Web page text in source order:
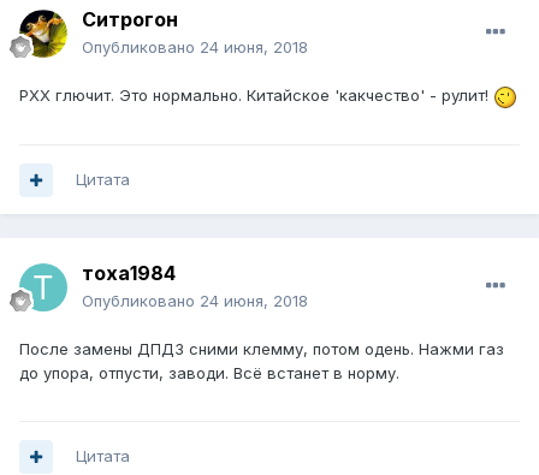
Ситрогон
Опубликовано 24 июня, 2018
РХХ глючит. Это нормально. Китайское 'какчество' - рулит!
Цитата
тоха1984
Опубликовано 24 июня, 2018
После замены ДПДЗ сними клемму, потом одень. Нажми газ
до упора, отпусти, заводи. Всё встанет в норму.
Цитата